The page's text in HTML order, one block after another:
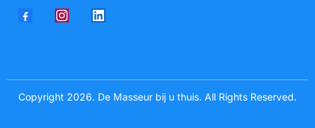
Copyright 2026. De Masseur bij u thuis. All Rights Reserved.